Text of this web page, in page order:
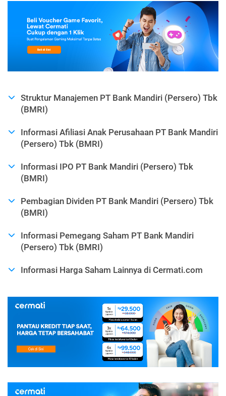
Struktur Manajemen PT Bank Mandiri (Persero) Tbk
(BMRI)
Informasi Afiliasi Anak Perusahaan PT Bank Mandiri
(Persero) Tbk (BMRI)
Informasi IPO PT Bank Mandiri (Persero) Tbk
(BMRI)
Pembagian Dividen PT Bank Mandiri (Persero) Tbk
(BMRI)
Informasi Pemegang Saham PT Bank Mandiri
(Persero) Tbk (BMRI)
Informasi Harga Saham Lainnya di Cermati.com